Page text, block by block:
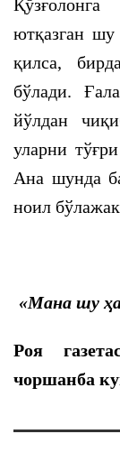
ютқазган шу
қилса,
бўлади.
йўлдан
уларни
Ана шунда
ноил
«Мана шу ҳ
Роя
чоршанба